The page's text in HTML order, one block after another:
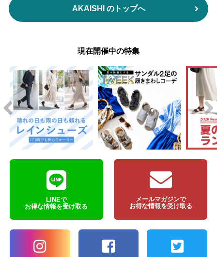
AKAISHI のトップへ
現在開催中の特集
LINEで
お得な情報を受け取る
メールマガジンで
お得な情報を受け取る